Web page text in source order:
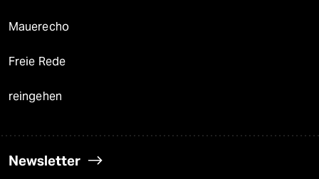
Mauerecho
Freie Rede
reingehen
Newsletter